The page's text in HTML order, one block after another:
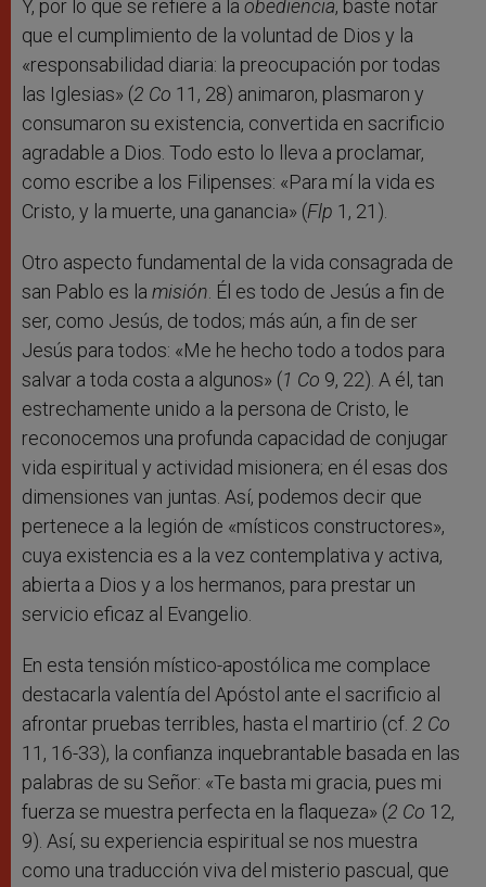
Y, por lo que se refiere a la obediencia, baste notar
que el cumplimiento de la voluntad de Dios y la
«responsabilidad diaria: la preocupación por todas
las Iglesias» (2 Co 11, 28) animaron, plasmaron y
consumaron su existencia, convertida en sacrificio
agradable a Dios. Todo esto lo lleva a proclamar,
como escribe a los Filipenses: «Para mí la vida es
Cristo, y la muerte, una ganancia» (Flp 1, 21).
Otro aspecto fundamental de la vida consagrada de
san Pablo es la misión. Él es todo de Jesús a fin de
ser, como Jesús, de todos; más aún, a fin de ser
Jesús para todos: «Me he hecho todo a todos para
salvar a toda costa a algunos» (1 Co 9, 22). A él, tan
estrechamente unido a la persona de Cristo, le
reconocemos una profunda capacidad de conjugar
vida espiritual y actividad misionera; en él esas dos
dimensiones van juntas. Así, podemos decir que
pertenece a la legión de «místicos constructores»,
cuya existencia es a la vez contemplativa y activa,
abierta a Dios y a los hermanos, para prestar un
servicio eficaz al Evangelio.
En esta tensión místico-apostólica me complace
destacarla valentía del Apóstol ante el sacrificio al
afrontar pruebas terribles, hasta el martirio (cf. 2 Co
11, 16-33), la confianza inquebrantable basada en las
palabras de su Señor: «Te basta mi gracia, pues mi
fuerza se muestra perfecta en la flaqueza» (2 Co 12,
9). Así, su experiencia espiritual se nos muestra
como una traducción viva del misterio pascual, que